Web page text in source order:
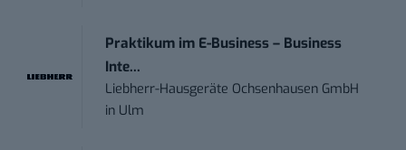
Praktikum im E-Business – Business
Inte...
Liebherr-Hausgeräte Ochsenhausen GmbH
in Ulm